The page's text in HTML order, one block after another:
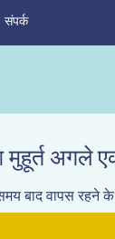
संपर्क
मुहूर्त अगले
बाद वापस रहने